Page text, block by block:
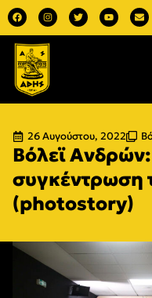
26 Αυγούστου, 2022
Βόλεϊ
συγκέντρωση
(photostory)